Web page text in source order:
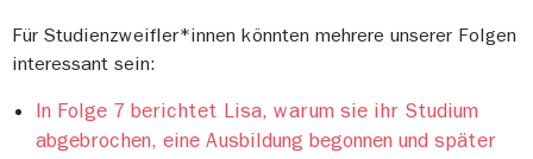
Für Studienzweifler*innen könnten mehrere unserer Folgen
interessant sein:
In Folge 7 berichtet Lisa, warum sie ihr Studium
abgebrochen, eine Ausbildung begonnen und später